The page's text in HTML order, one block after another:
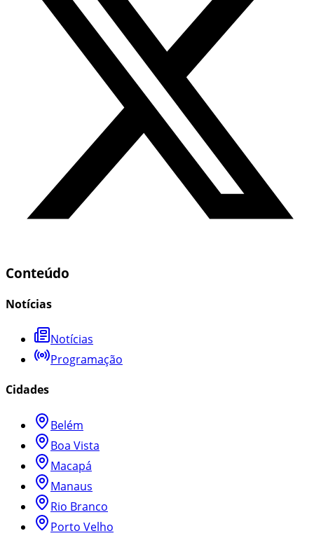
Conteúdo
Notícias
Notícias
Programação
Cidades
Belém
Boa Vista
Macapá
Manaus
Rio Branco
Porto Velho